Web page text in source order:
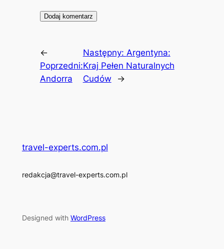
←
Poprzedni:
Andorra
Następny: Argentyna:
Kraj Pełen Naturalnych
Cudów
→
travel-experts.com.pl
redakcja@travel-experts.com.pl
Designed with WordPress